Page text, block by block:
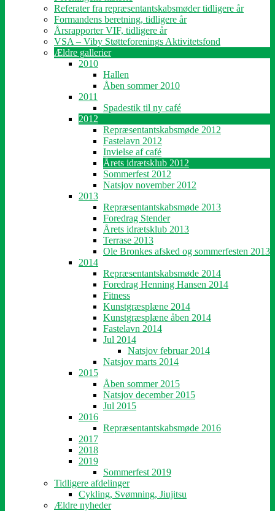
Referater fra repræsentantskabsmøder tidligere år
Formandens beretning, tidligere år
Årsrapporter VIF, tidligere år
VSA – Viby Støtteforenings Aktivitetsfond
Ældre gallerier
2010
Hallen
Åben sommer 2010
2011
Spadestik til ny café
2012
Repræsentantskabsmøde 2012
Fastelavn 2012
Invielse af café
Årets idrætsklub 2012
Sommerfest 2012
Natsjov november 2012
2013
Repræsentantskabsmøde 2013
Foredrag Stender
Årets idrætsklub 2013
Terrase 2013
Ole Bronkes afsked og sommerfesten 2013
2014
Repræsentantskabsmøde 2014
Foredrag Henning Hansen 2014
Fitness
Kunstgræsplæne 2014
Kunstgræsplæne åben 2014
Fastelavn 2014
Jul 2014
Natsjov februar 2014
Natsjov marts 2014
2015
Åben sommer 2015
Natsjov december 2015
Jul 2015
2016
Repræsentantskabsmøde 2016
2017
2018
2019
Sommerfest 2019
Tidligere afdelinger
Cykling, Svømning, Jiujitsu
Ældre nyheder